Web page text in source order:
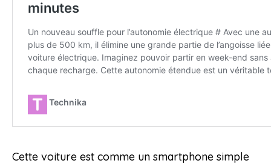
Cette voiture est comme un smartphone simple